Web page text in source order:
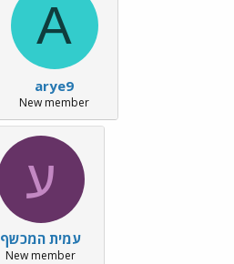
A
arye9
New member
ע
עמית המכשף
New member